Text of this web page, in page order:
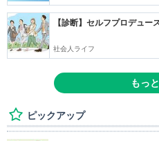
【診断】セルフプロデュ
社会人ライフ
もっ
ピックアップ